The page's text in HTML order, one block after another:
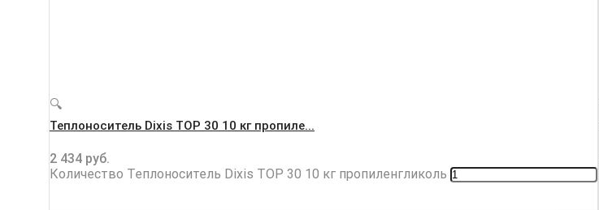
🔍
Теплоноситель Dixis ТОР 30 10 кг пропиле...
2 434 руб.
Количество Теплоноситель Dixis ТОР 30 10 кг пропиленгликоль